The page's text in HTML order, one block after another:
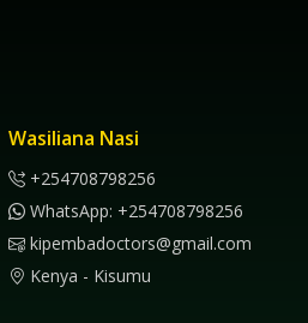
Wasiliana Nasi
+254708798256
WhatsApp: +254708798256
kipembadoctors@gmail.com
Kenya - Kisumu